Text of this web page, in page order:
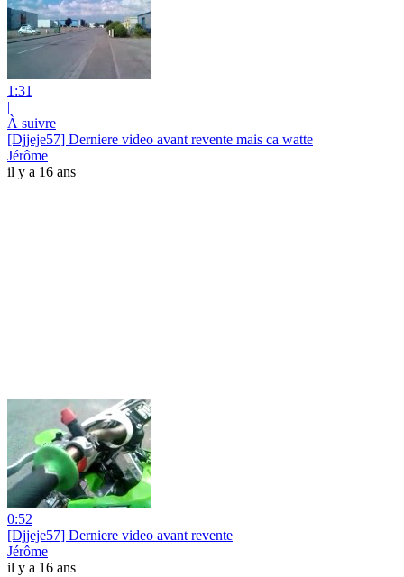
1:31
|
À suivre
[Djjeje57] Derniere video avant revente mais ca watte
Jérôme
il y a 16 ans
0:52
[Djjeje57] Derniere video avant revente
Jérôme
il y a 16 ans